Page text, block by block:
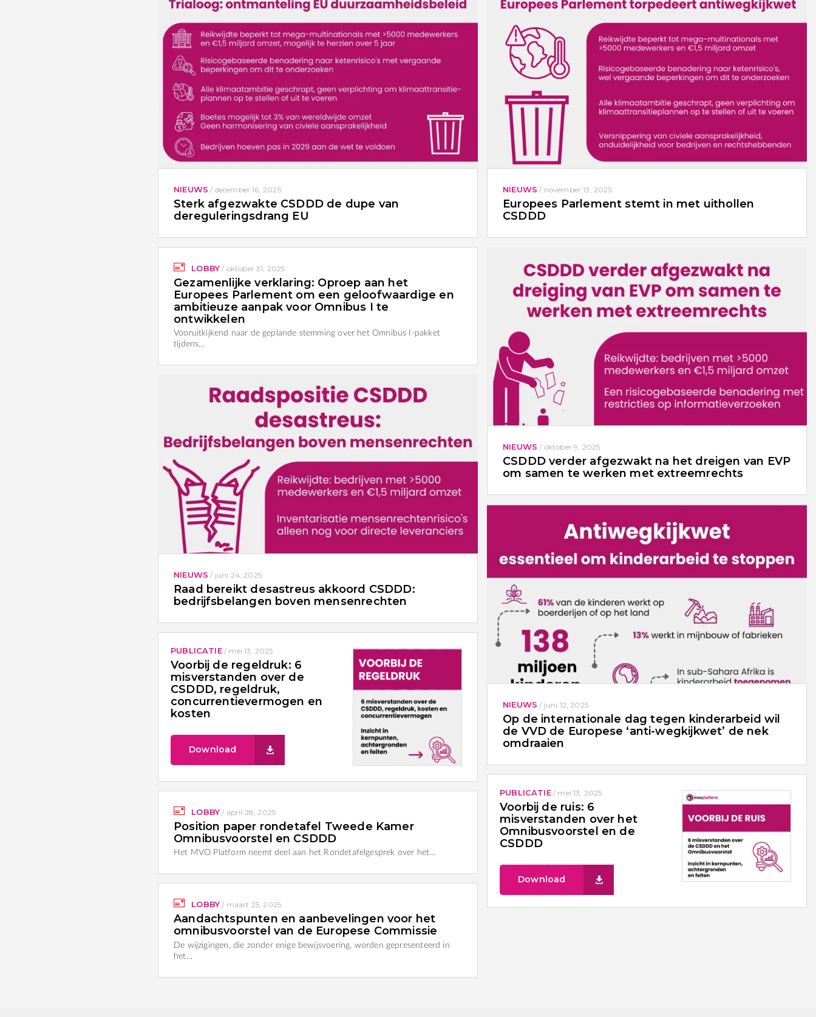
NIEUWS / december 16, 2025
Sterk afgezwakte CSDDD de dupe van
dereguleringsdrang EU
NIEUWS / november 13, 2025
Europees Parlement stemt in met uithollen
CSDDD
LOBBY / oktober 31, 2025
Gezamenlijke verklaring: Oproep aan het
Europees Parlement om een geloofwaardige en
ambitieuze aanpak voor Omnibus I te
ontwikkelen
Vooruitkijkend naar de geplande stemming over het Omnibus I-pakket
tijdens…
NIEUWS / oktober 9, 2025
CSDDD verder afgezwakt na het dreigen van EVP
om samen te werken met extreemrechts
NIEUWS / juni 24, 2025
Raad bereikt desastreus akkoord CSDDD:
bedrijfsbelangen boven mensenrechten
NIEUWS / juni 12, 2025
Op de internationale dag tegen kinderarbeid wil
de VVD de Europese ‘anti-wegkijkwet’ de nek
omdraaien
PUBLICATIE/ mei 13, 2025
Voorbij de regeldruk: 6
misverstanden over de
CSDDD, regeldruk,
concurrentievermogen en
kosten
Download
PUBLICATIE/ mei 13, 2025
Voorbij de ruis: 6
misverstanden over het
Omnibusvoorstel en de
CSDDD
Download
LOBBY / april 28, 2025
Position paper rondetafel Tweede Kamer
Omnibusvoorstel en CSDDD
Het MVO Platform neemt deel aan het Rondetafelgesprek over het…
LOBBY / maart 25, 2025
Aandachtspunten en aanbevelingen voor het
omnibusvoorstel van de Europese Commissie
De wijzigingen, die zonder enige bewijsvoering, worden gepresenteerd in
het…